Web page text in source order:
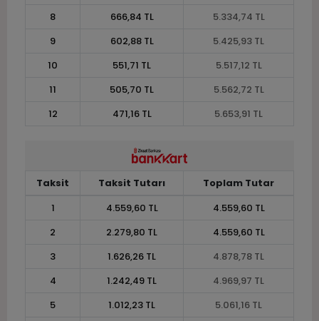
8
666,84 TL
5.334,74 TL
9
602,88 TL
5.425,93 TL
10
551,71 TL
5.517,12 TL
11
505,70 TL
5.562,72 TL
12
471,16 TL 5.653,91 TL
Taksit Taksit Tutarı
Toplam Tutar
1
4.559,60 TL
4.559,60 TL
2
2.279,80 TL
4.559,60 TL
3
1.626,26 TL
4.878,78 TL
4
1.242,49 TL
4.969,97 TL
5
1.012,23 TL
5.061,16 TL